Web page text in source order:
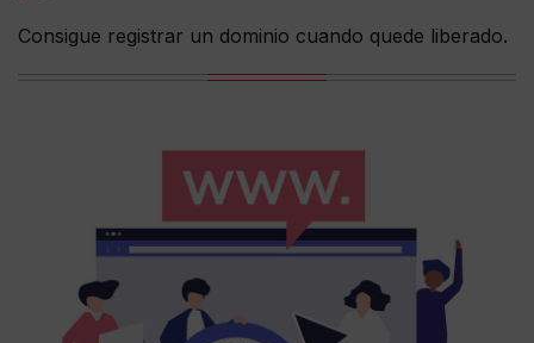
Consigue registrar un dominio cuando quede liberado.